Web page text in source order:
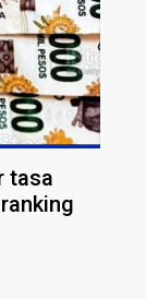
tasa